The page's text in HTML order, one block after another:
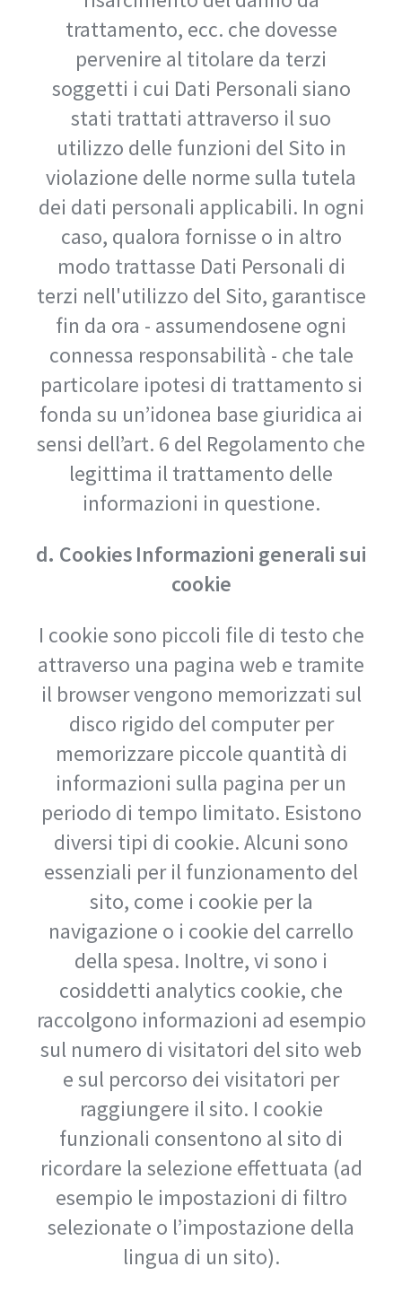
trattamento, ecc. che dovesse
pervenire al titolare da terzi
soggetti i cui Dati Personali siano
stati trattati attraverso il suo
utilizzo delle funzioni del Sito in
violazione delle norme sulla tutela
dei dati personali applicabili. In ogni
caso, qualora fornisse o in altro
modo trattasse Dati Personali di
terzi nell'utilizzo del Sito, garantisce
fin da ora - assumendosene ogni
connessa responsabilità - che tale
particolare ipotesi di trattamento si
fonda su un’idonea base giuridica ai
sensi dell’art. 6 del Regolamento che
legittima il trattamento delle
informazioni in questione.
d. Cookies Informazioni generali sui
cookie
I cookie sono piccoli file di testo che
attraverso una pagina web e tramite
il browser vengono memorizzati sul
disco rigido del computer per
memorizzare piccole quantità di
informazioni sulla pagina per un
periodo di tempo limitato. Esistono
diversi tipi di cookie. Alcuni sono
essenziali per il funzionamento del
sito, come i cookie per la
navigazione o i cookie del carrello
della spesa. Inoltre, vi sono i
cosiddetti analytics cookie, che
raccolgono informazioni ad esempio
sul numero di visitatori del sito web
e sul percorso dei visitatori per
raggiungere il sito. I cookie
funzionali consentono al sito di
ricordare la selezione effettuata (ad
esempio le impostazioni di filtro
selezionate o l’impostazione della
lingua di un sito).